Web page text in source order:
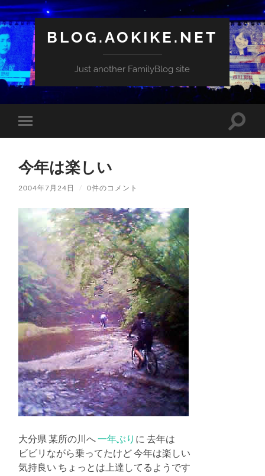
BLOG.AOKIKE.NET
Just another FamilyBlog site
モ
バ
ル
メ
ニ
ュ
を
切
り
替
え
る
検
今年は楽しい
2004年7月24日 / 0件のコメント
大分県 某所の川へ一年ぶり に 去年は
ビビリながら乗ってたけど 今年は楽しい
気持良い ちょっとは上達してるようです